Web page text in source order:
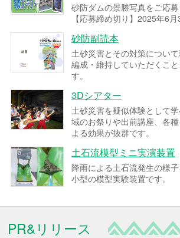
砂防ダムの景勝写真をご応募
【応募締め切り】2025年6
砂防副読本
土砂災害とその対策につい
編成・維持していただくこ
す。
3Dシアター
土砂災害を疑似体験として
域のお祭りや出前講座、各
よる効果が抜群です。
土石流模型ミニ実演装置
降雨による土石流発生の様
小型の模型実験装置です。
PR&リリース